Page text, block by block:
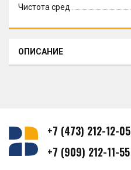
Чистота сред
ОПИСАНИЕ
+7 (473) 212-12-05
+7 (909) 212-11-55